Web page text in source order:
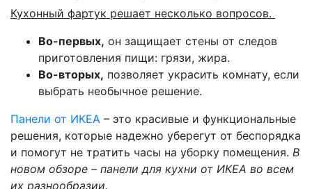
Кухонный фартук решает несколько вопросов.
Во-первых, он защищает стены от следов
приготовления пищи: грязи, жира.
Во-вторых, позволяет украсить комнату, если
выбрать необычное решение.
Панели от ИКЕА – это красивые и функциональные
решения, которые надежно уберегут от беспорядка
и помогут не тратить часы на уборку помещения. В
новом обзоре – панели для кухни от ИКЕА во всем
их разнообразии.